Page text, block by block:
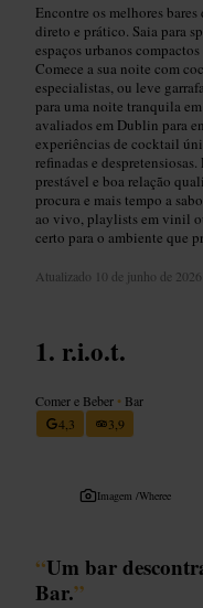
Encontre os melhores
direto e prático. Saia para
espaços urbanos
Comece a sua noite com
especialistas, ou leve
para uma noite tranquila
avaliados em Dublin para
experiências de cocktail
refinadas e
prestável e boa relação
procura e mais tempo a
ao vivo, playlists em vinil
certo para o ambiente que
Atualizado 10 de junho de 2026
r.i.o.t.
Comer e Beber • Bar
4,3
3,9
Imagem /Wheree
“Um bar
Bar.”